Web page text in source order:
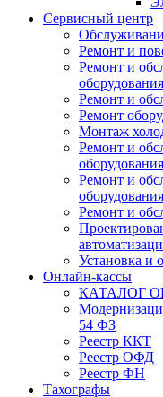
Сервисный центр
Ремонт и
Ремонт и
оборудования
Ремонт и
Ремонт
Монтаж
Ремонт и
оборудования
Ремонт и
оборудования
Ремонт и
Установка и
Онлайн-кассы
КАТАЛОГ
54 ФЗ
Реестр ККТ
Реестр ОФД
Реестр ФН
Тахографы